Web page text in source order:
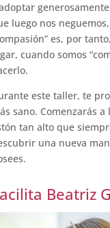
luego nos
es, por
cuando somos
este taller, te
sano. Comenzarás
tan alto que
una nueva
Beatriz